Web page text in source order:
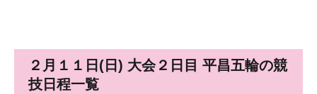
２月１１日(日) 大会２日目 平昌五輪の競
技日程一覧